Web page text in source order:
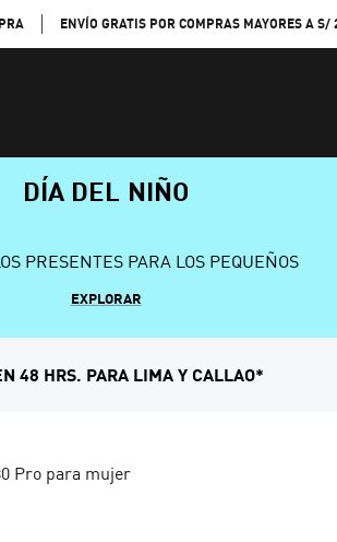
ENVÍO GRATIS POR COMPRAS MAYORES A S/
DÍA DEL NIÑO
PRESENTES PARA LOS PEQUEÑOS
EXPLORAR
48 HRS. PARA LIMA Y CALLAO*
Pro para mujer